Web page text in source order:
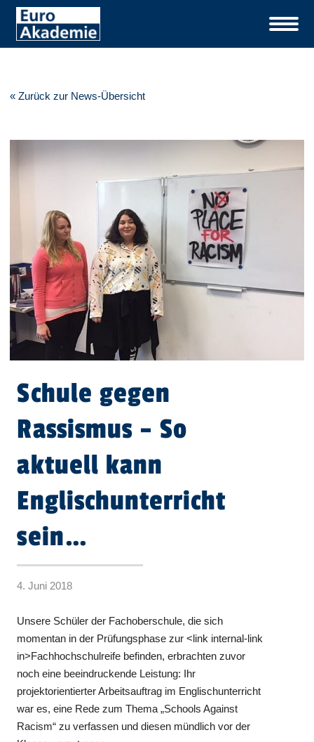
« Zurück zur News-Übersicht
Schule gegen
Rassismus – So
aktuell kann
Englischunterricht
sein…
4. Juni 2018
Unsere Schüler der Fachoberschule, die sich
momentan in der Prüfungsphase zur <link internal-link
in>Fachhochschulreife befinden, erbrachten zuvor
noch eine beeindruckende Leistung: Ihr
projektorientierter Arbeitsauftrag im Englischunterricht
war es, eine Rede zum Thema „Schools Against
Racism“ zu verfassen und diesen mündlich vor der